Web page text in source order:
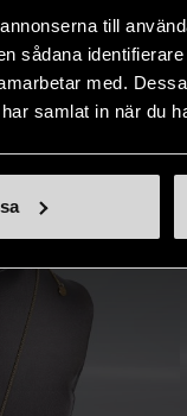
till
sådana
med.
samlat in när du
produkter.
om